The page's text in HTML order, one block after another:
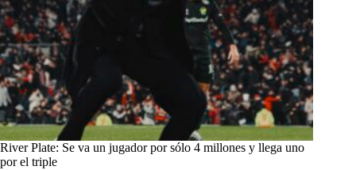
River Plate: Se va un jugador por sólo 4 millones y llega uno
por el triple